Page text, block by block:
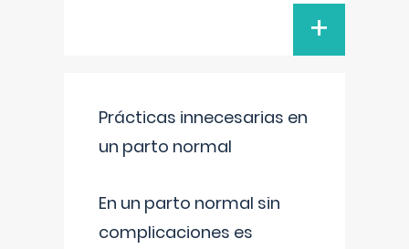
+
Prácticas innecesarias en
un parto normal
En un parto normal sin
complicaciones es